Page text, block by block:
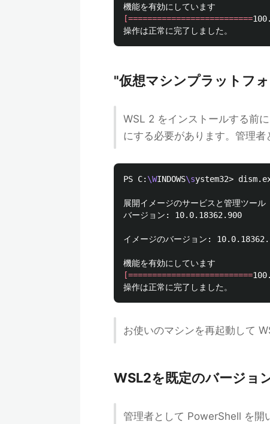
[==========================
"仮想マシンプラットフ
WSL 2 をインストールする前
にする必要があります。管理
PS C: \WINDOWS\system32>
展開イメージのサービスと管理ツール
バージョン: 10.0.18362.900
イメージのバージョン:
[==========================
お使いのマシンを再起動して
WSL2を既定のバージョ
管理者として PowerShell を開